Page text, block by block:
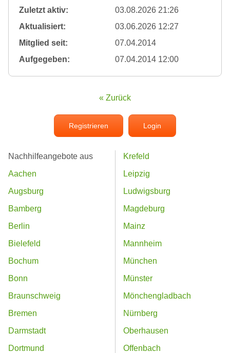
Zuletzt aktiv:
03.08.2026 21:26
Aktualisiert:
03.06.2026 12:27
Mitglied seit:
07.04.2014
Aufgegeben:
07.04.2014 12:00
« Zurück
Registrieren Login
Nachhilfeangebote aus
Aachen
Augsburg
Bamberg
Berlin
Bielefeld
Bochum
Bonn
Braunschweig
Bremen
Darmstadt
Dortmund
Krefeld
Leipzig
Ludwigsburg
Magdeburg
Mainz
Mannheim
München
Münster
Mönchengladbach
Nürnberg
Oberhausen
Offenbach